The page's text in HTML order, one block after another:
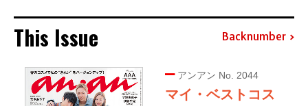
This Issue Backnumber
アンアン No. 2044
マイ・ベストコス